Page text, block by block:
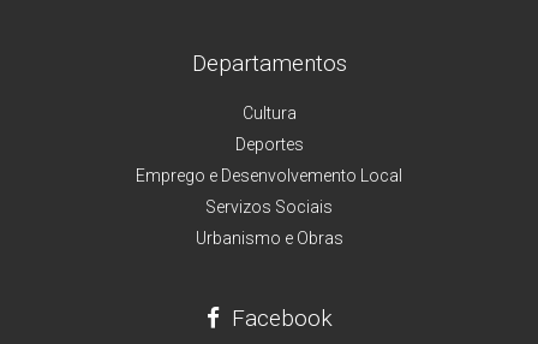
Departamentos
Cultura
Deportes
Emprego e Desenvolvemento Local
Servizos Sociais
Urbanismo e Obras
Facebook